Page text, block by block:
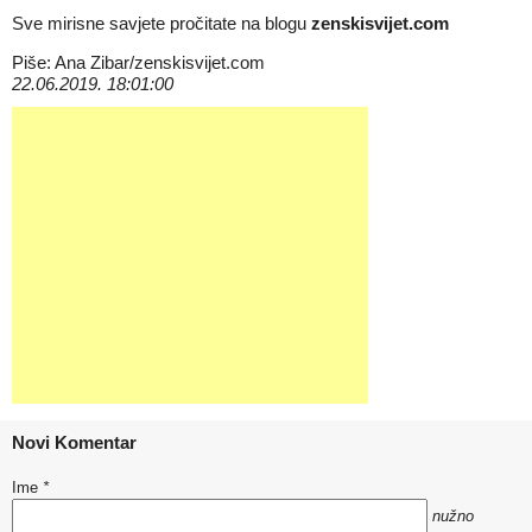
Sve mirisne savjete pročitate na blogu zenskisvijet.com
Piše: Ana Zibar/zenskisvijet.com
22.06.2019. 18:01:00
Novi Komentar
Ime *
nužno